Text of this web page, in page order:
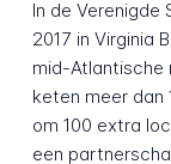
In de Verenigde
2017 in Virginia
mid-Atlantische
keten meer dan
om 100 extra
een